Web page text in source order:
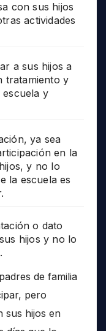
con sus hijos
actividades
a sus hijos a
tratamiento y
escuela y
ya sea
en la
y no lo
la escuela es
o dato
hijos y no lo
de familia
pero
sus hijos en